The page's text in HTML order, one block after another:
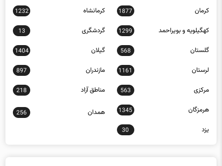
کاریکاتور 452 کردستان 940
کرمان 1877 کرمانشاه 1232
کهگیلویه و بویراحمد 1299 گردشگری 13
گلستان 568 گیلان 1404
لرستان 1161 مازندران 897
مرکزی 563
218
1345